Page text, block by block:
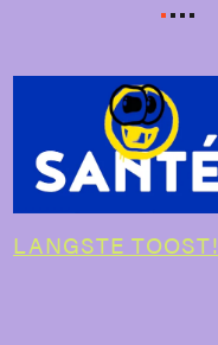
LANGSTE TOOST!